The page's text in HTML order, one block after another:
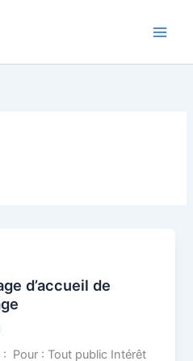
d’accueil de
Pour : Tout public Intérêt